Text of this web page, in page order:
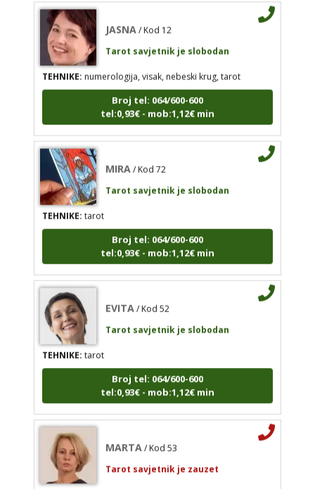
tel:0,93€ - mob:1,12€ min
JASNA / Kod 12
Tarot savjetnik je slobodan
TEHNIKE:numerologija, visak, nebeski krug, tarot
Broj tel: 064/600-600
MIRA / Kod 72
TEHNIKE:
Broj tel: 064/600-600
tel:0,93€ - mob:1,12€ min
EVITA / Kod 52
Tarot savjetnik je slobodan
TEHNIKE:
tarot
Broj tel: 064/600-600
Tarot savjetnik je slobodan
TEHNIKE: numerologija, visak, nebeski krug, tarot
Broj tel: 064/600-600
tel:0,93€ - mob:1,12€ min
Tarot savjetnik je slobodan
TEHNIKE:tarot
tel:0,93€ - mob:1,12€ min
Tarot savjetnik je slobodan
TEHNIKE:tarot
tel:0,93€ - mob:1,12€ min
Tarot savjetnik je zauzet
TEHNIKE:tarot, razgovor, savjeti za budućnost